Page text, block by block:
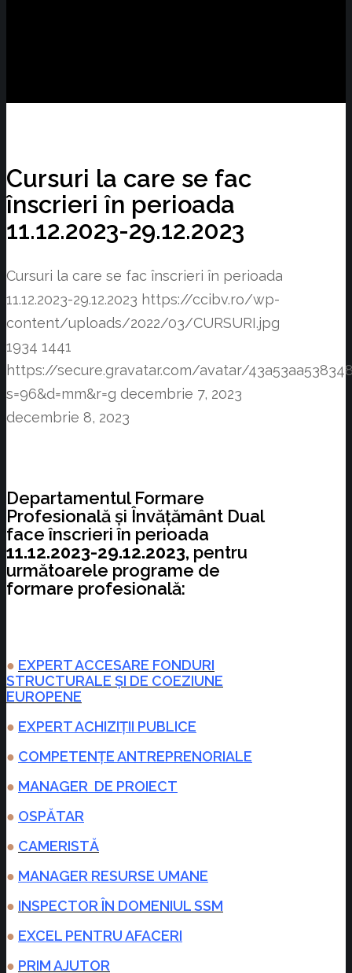
Cursuri la care se fac
înscrieri în perioada
11.12.2023-29.12.2023
Cursuri la care se fac înscrieri în perioada
11.12.2023-29.12.2023 https://ccibv.ro/wp-
content/uploads/2022/03/CURSURI.jpg
1934 1441
https://secure.gravatar.com/avatar/
s=96&d=mm&r=g decembrie 7, 2023
decembrie 8, 2023
Departamentul Formare
Profesională și Învățământ Dual
face înscrieri în perioada
11.12.2023-29.12.2023, pentru
următoarele programe de
formare profesională:
● EXPERT ACCESARE FONDURI
STRUCTURALE ȘI DE COEZIUNE
EUROPENE
● EXPERT ACHIZIȚII PUBLICE
● COMPETENȚE ANTREPRENORIALE
● MANAGER DE PROIECT
● OSPĂTAR
● CAMERISTĂ
● MANAGER RESURSE UMANE
● INSPECTOR ÎN DOMENIUL SSM
● EXCEL PENTRU AFACERI
● PRIM AJUTOR